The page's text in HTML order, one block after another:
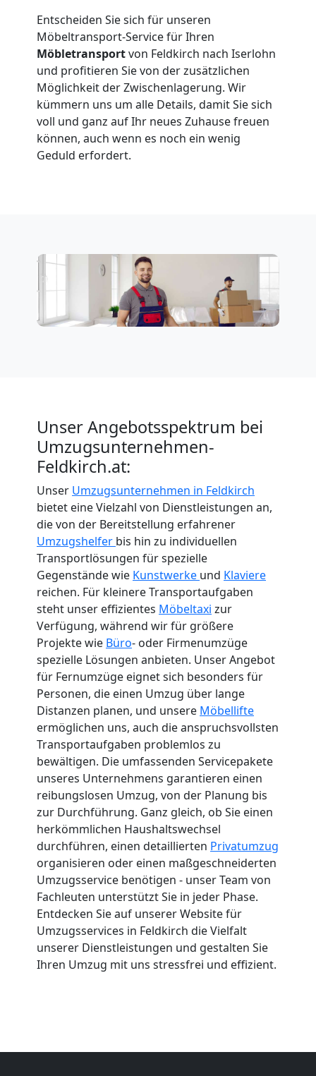
Entscheiden Sie sich für unseren
Möbeltransport-Service für Ihren
Möbletransportvon Feldkirch nach Iserlohn
und profitieren Sie von der zusätzlichen
Möglichkeit der Zwischenlagerung. Wir
kümmern uns um alle Details, damit Sie sich
voll und ganz auf Ihr neues Zuhause freuen
können, auch wenn es noch ein wenig
Geduld erfordert.
Unser Angebotsspektrum bei
Umzugsunternehmen-
Feldkirch.at:
Unser Umzugsunternehmen in Feldkirch
bietet eine Vielzahl von Dienstleistungen an,
die von der Bereitstellung erfahrener
Umzugshelfer bis hin zu individuellen
Transportlösungen für spezielle
Gegenstände wie Kunstwerke und Klaviere
reichen. Für kleinere Transportaufgaben
steht unser effizientes Möbeltaxi zur
Verfügung, während wir für größere
Projekte wie Büro- oder Firmenumzüge
spezielle Lösungen anbieten. Unser Angebot
für Fernumzüge eignet sich besonders für
Personen, die einen Umzug über lange
Distanzen planen, und unsere Möbellifte
ermöglichen uns, auch die anspruchsvollsten
Transportaufgaben problemlos zu
bewältigen. Die umfassenden Servicepakete
unseres Unternehmens garantieren einen
reibungslosen Umzug, von der Planung bis
zur Durchführung. Ganz gleich, ob Sie einen
herkömmlichen Haushaltswechsel
durchführen, einen detaillierten Privatumzug
organisieren oder einen maßgeschneiderten
Umzugsservice benötigen - unser Team von
Fachleuten unterstützt Sie in jeder Phase.
Entdecken Sie auf unserer Website für
Umzugsservices in Feldkirch die Vielfalt
unserer Dienstleistungen und gestalten Sie
Ihren Umzug mit uns stressfrei und effizient.